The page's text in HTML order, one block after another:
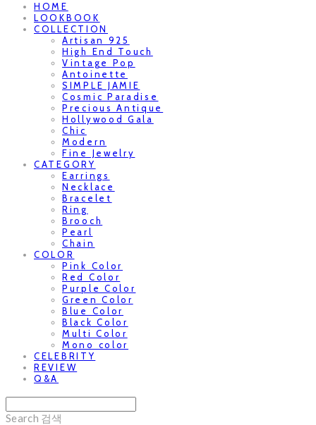
HOME
LOOKBOOK
COLLECTION
Artisan 925
High End Touch
Vintage Pop
Antoinette
SIMPLE JAMIE
Cosmic Paradise
Precious Antique
Hollywood Gala
Chic
Modern
Fine Jewelry
CATEGORY
Earrings
Necklace
Bracelet
Ring
Brooch
Pearl
Chain
COLOR
Pink Color
Red Color
Purple Color
Green Color
Blue Color
Black Color
Multi Color
Mono color
CELEBRITY
REVIEW
Q&A
Search 검색